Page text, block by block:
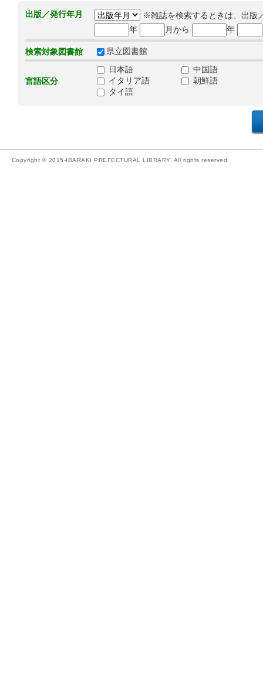
出版／発行年月
※雑誌を検索するときは、出版
年
月から 年
検索対象図書館 県立図書館
言語区分
日本語
中国語
イタリア語
朝鮮語
タイ語
Copyright © 2015-IBARAKI PREFECTURAL LIBRARY. All rights reserved.